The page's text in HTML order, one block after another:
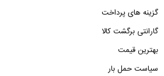
گزینه های پرداخت
گارانتی برگشت کالا
بهترین قیمت
سیاست حمل بار